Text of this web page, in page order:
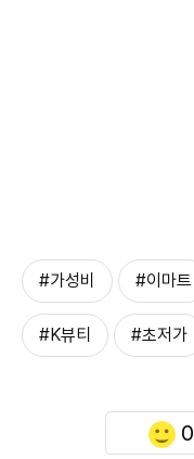
#가성비 #이마트
#K뷰티 #초저가
0